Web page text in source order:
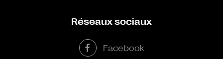
Réseaux sociaux
Facebook